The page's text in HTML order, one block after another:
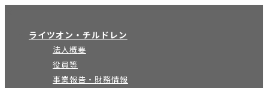
ライツオン・チルドレン
法人概要
役員等
事業報告・財務情報